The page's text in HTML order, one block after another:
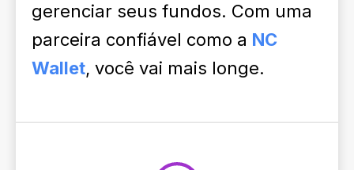
gerenciar seus fundos. Com uma
parceira confiável como a NC
Wallet, você vai mais longe.